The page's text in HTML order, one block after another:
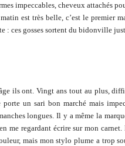
impeccables, cheveux attachés
est très belle, c’est le premier
: ces gosses sortent du bidonville
ils ont. Vingt ans tout au plus,
un sari bon marché mais
longues. Il y a même la
me regardant écrire sur mon
mais mon stylo plume a trop